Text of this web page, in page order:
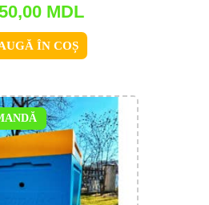
MDL
ÎN COȘ